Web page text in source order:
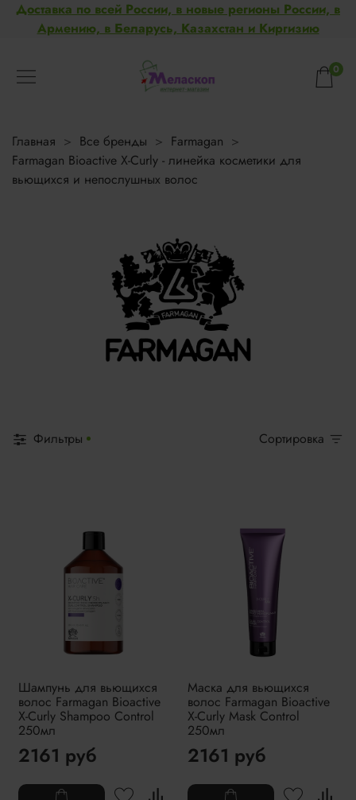
Доставка по всей России, в новые регионы России, в
Армению, в Беларусь, Казахстан и Киргизию
0
Главная Все бренды
Farmagan
Farmagan Bioactive X-Curly - линейка косметики для
вьющихся и непослушных волос
Фильтры Сортировка
Шампунь для вьющихся
волос Farmagan Bioactive
X-Curly Shampoo Control
250мл
2161 руб
Маска для вьющихся
волос Farmagan Bioactive
X-Curly Mask Control
250мл
2161 руб